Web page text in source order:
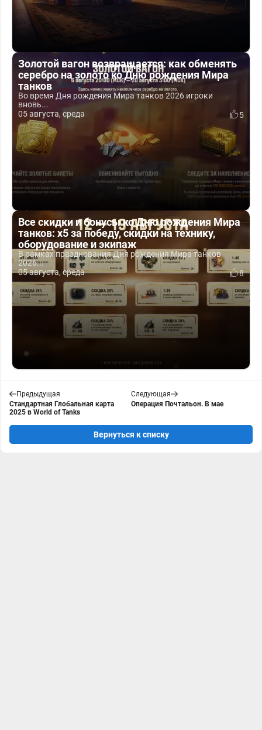
Золотой вагон возвращается: как обменять
серебро на золото ко Дню рождения Мира
танков
Во время Дня рождения Мира танков 2026 игроки
вновь...
05 августа, среда
5
Все скидки и бонусы ко Дню рождения Мира
танков: x5 за победу, скидки на технику,
оборудование и экипаж
В рамках празднования Дня рождения Мира танков
2026...
05 августа, среда
8
Предыдущая
Стандартная Глобальная карта
2025 в World of Tanks
Следующая
Операция Почтальон. В мае
Вернуться к списку